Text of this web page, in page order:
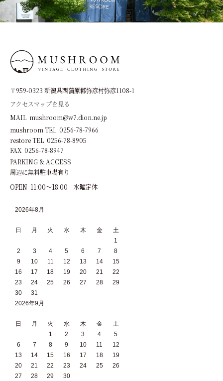
〒959-0323 新潟県西蒲原郡弥彦村弥彦1108-1
アクセスマップを見る
MAIL mushroom@w7.dion.ne.jp
mushroom TEL 0256-78-7966
restore TEL 0256-78-8905
FAX 0256-78-8947
PARKING & ACCESS
周辺に無料駐車場有り
OPEN 11:00～18:00 水曜定休
2026年8月
日 月 火 水 木 金
土
1
2
3 4 5 6 7
8
9
10 11 12 13 14
15
16
17 18 19 20 21
22
23
24 25 26 27 28
29
30
31
2026年9月
日 月 火 水 木 金
土
1
2 3 4
5
6
7 8 9 10 11
12
13
14 15 16 17 18
19
20
21 22 23 24 25
26
27
28 29 30